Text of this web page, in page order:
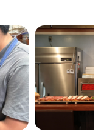
る、コンパクトでち
3つの距離が近いから
切ありません。
壁の月替わりおすすめ
、常に新しい変化を楽
お客様や、本気で飲み
届けしています。
年末年始休暇あり
年末年始休暇あり
年末年始休暇あり